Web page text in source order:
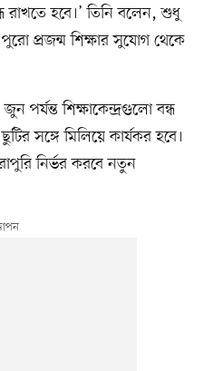
রাখতে হবে।’ তিনি বলেন, শুধু
প্রজন্ম শিক্ষার সুযোগ থেকে
পর্যন্ত শিক্ষাকেন্দ্রগুলো বন্ধ
সঙ্গে মিলিয়ে কার্যকর হবে।
নির্ভর করবে নতুন